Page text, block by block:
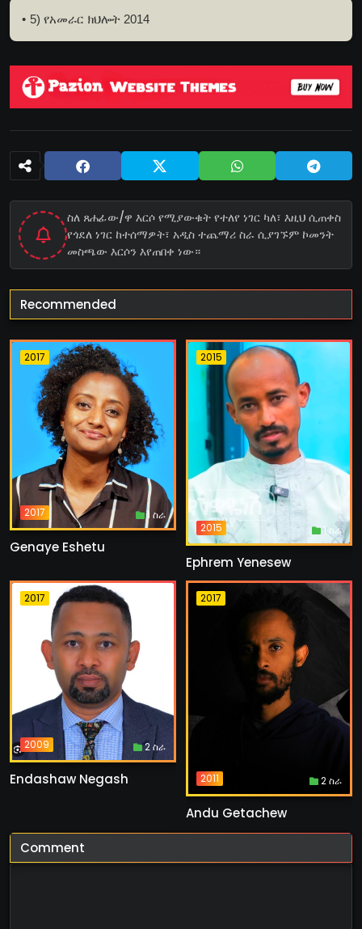
5) የአመራር ክህሎት 2014
ስለ ጸሐፊው/ዋ እርሶ የሚያውቁት የተለየ ነገር ካለ፣ እዚህ ሲጠቀስ
የጎደለ ነገር ከተሰማዎት፣ አዲስ ተጨማሪ ስራ ሲያገኙም ኮመንት
መስጫው እርሶን እየጠበቀ ነው።
Recommended
2017
2017 1 ስራ
Genaye Eshetu
2015
2015 1 ስራ
Ephrem Yenesew
2017
2009 2 ስራ
Endashaw Negash
2017
2011 2 ስራ
Andu Getachew
Comment